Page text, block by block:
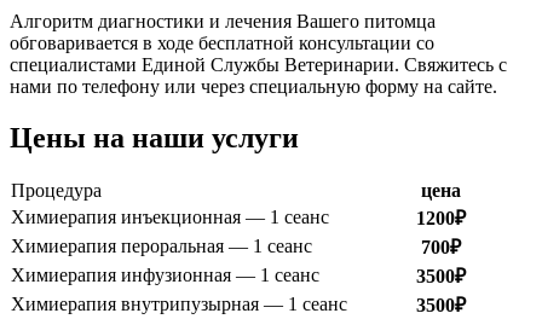
Алгоритм диагностики и лечения Вашего питомца
обговаривается в ходе бесплатной консультации со
специалистами Единой Службы Ветеринарии. Свяжитесь с
нами по телефону или через специальную форму на сайте.
Цены на наши услуги
Процедура
цена
Химиерапия инъекционная — 1 сеанс
1200₽
Химиерапия пероральная — 1 сеанс
700₽
Химиерапия инфузионная — 1 сеанс
3500₽
Химиерапия внутрипузырная — 1 сеанс
3500₽